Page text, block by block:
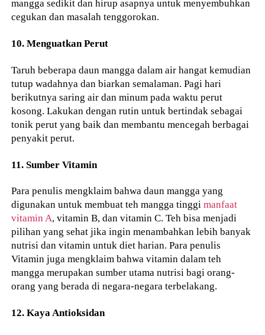
mangga sedikit dan hirup asapnya untuk menyembuhkan
cegukan dan masalah tenggorokan.
10. Menguatkan Perut
Taruh beberapa daun mangga dalam air hangat kemudian
tutup wadahnya dan biarkan semalaman. Pagi hari
berikutnya saring air dan minum pada waktu perut
kosong. Lakukan dengan rutin untuk bertindak sebagai
tonik perut yang baik dan membantu mencegah berbagai
penyakit perut.
11. Sumber Vitamin
Para penulis mengklaim bahwa daun mangga yang
digunakan untuk membuat teh mangga tinggimanfaat
vitamin A, vitamin B, dan vitamin C. Teh bisa menjadi
pilihan yang sehat jika ingin menambahkan lebih banyak
nutrisi dan vitamin untuk diet harian. Para penulis
Vitamin juga mengklaim bahwa vitamin dalam teh
mangga merupakan sumber utama nutrisi bagi orang-
orang yang berada di negara-negara terbelakang.
12. Kaya Antioksidan